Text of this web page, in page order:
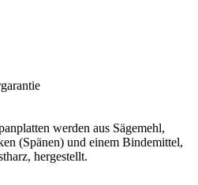
werden aus Sägemehl,
(Spänen) und einem Bindemittel,
hergestellt.